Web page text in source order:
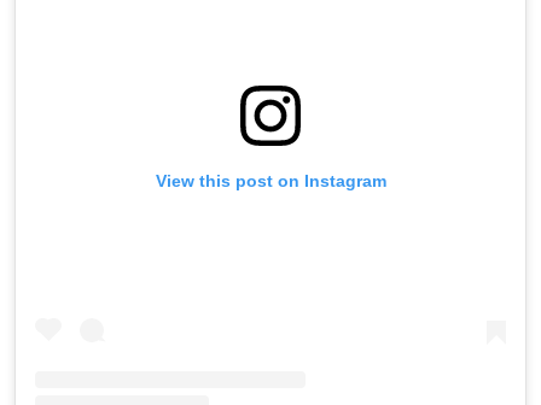
View this post on Instagram